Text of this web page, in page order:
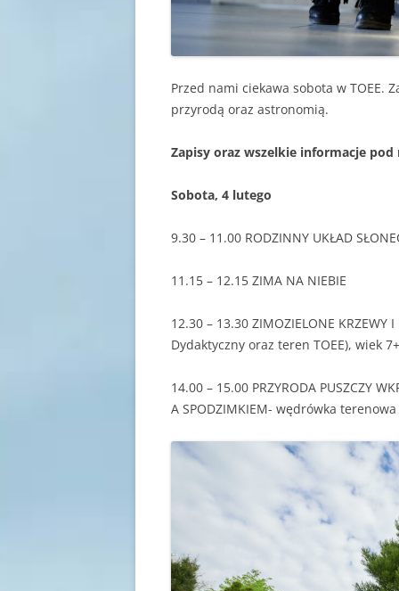
Przed nami ciekawa sobota w TOEE.
przyrodą oraz astronomią.
Zapisy oraz wszelkie informacje
Sobota, 4 lutego
9.30 – 11.00 RODZINNY UKŁAD
11.15 – 12.15 ZIMA NA NIEBIE
12.30 – 13.30 ZIMOZIELONE KRZEWY
Dydaktyczny oraz teren TOEE), wiek 7+
14.00 – 15.00 PRZYRODA PUSZCZY
A SPODZIMKIEM- wędrówka